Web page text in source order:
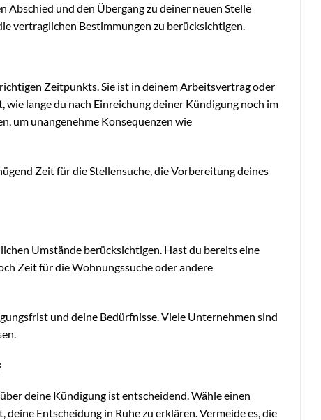
und den Übergang zu deiner neuen Stelle
vertraglichen Bestimmungen zu berücksichtigen.
Zeitpunkts. Sie ist in deinem Arbeitsvertrag oder
lange du nach Einreichung deiner Kündigung noch im
um unangenehme Konsequenzen wie
Zeit für die Stellensuche, die Vorbereitung deines
Umstände berücksichtigen. Hast du bereits eine
Zeit für die Wohnungssuche oder andere
und deine Bedürfnisse. Viele Unternehmen sind
deine Kündigung ist entscheidend. Wähle einen
Entscheidung in Ruhe zu erklären. Vermeide es, die